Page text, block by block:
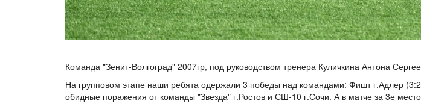
Команда "Зенит-Волгоград" 2007гр, под руководством тренера Куличкина Антона
На групповом этапе наши ребята одержали 3 победы над командами: Фишт г.Адлер
обидные поражения от команды "Звезда" г.Ростов и СШ-10 г.Сочи. А в матче за 3е